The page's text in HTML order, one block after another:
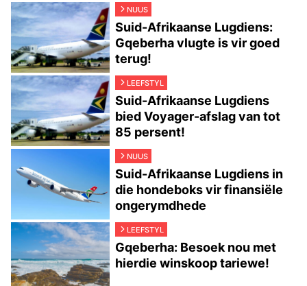
NUUS
Suid-Afrikaanse Lugdiens:
Gqeberha vlugte is vir goed
terug!
LEEFSTYL
Suid-Afrikaanse Lugdiens
bied Voyager-afslag van tot
85 persent!
NUUS
Suid-Afrikaanse Lugdiens in
die hondeboks vir finansiële
ongerymdhede
LEEFSTYL
Gqeberha: Besoek nou met
hierdie winskoop tariewe!